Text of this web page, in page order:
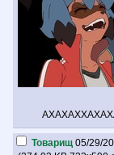
Товарищ 05/29/